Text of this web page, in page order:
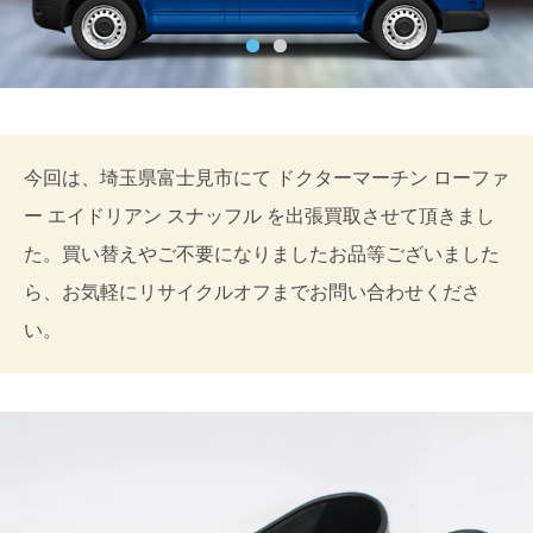
今回は、埼玉県富士見市にて ドクターマーチン ローファ
ー エイドリアン スナッフル を出張買取させて頂きまし
た。買い替えやご不要になりましたお品等ございました
ら、お気軽にリサイクルオフまでお問い合わせくださ
い。